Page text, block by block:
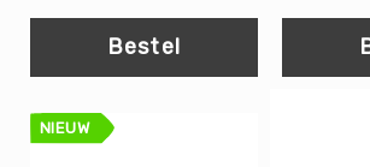
Yoga
&
Meditatie
Yogamatten
Bestel
NIEUW